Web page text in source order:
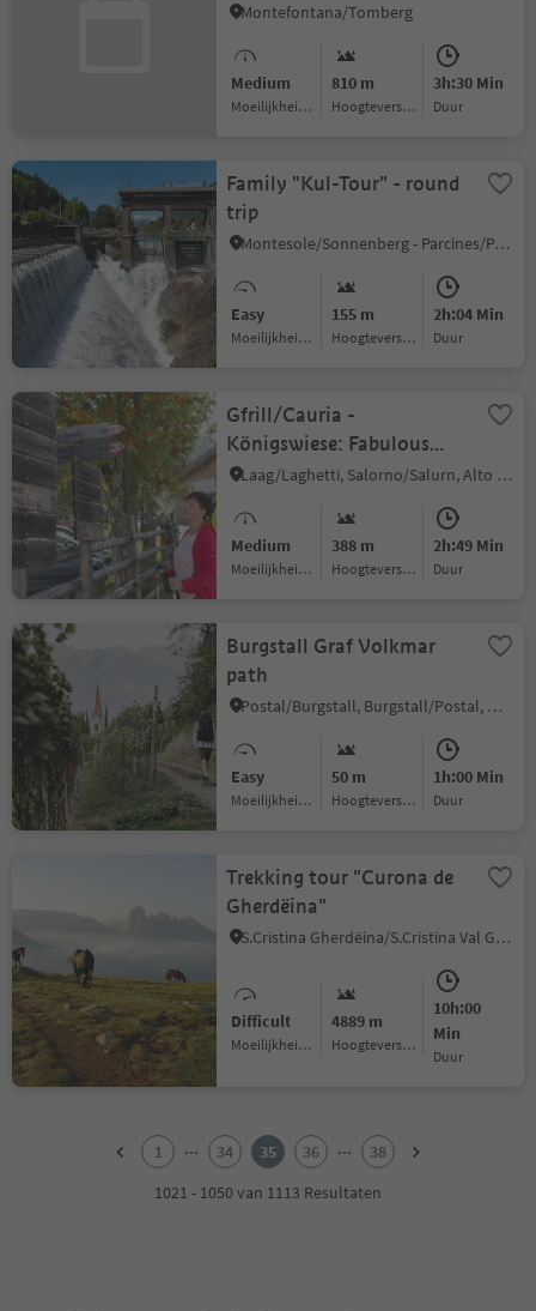
Montefontana/Tomberg
Medium
Moeilijkheidsgraad
810 m
Hoogteverschil
3h:30 Min
Duur
Family "Kul-Tour" - round
trip
Montesole/Sonnenberg - Parcines/Partschins, Partschins/Parcines, Meran/Merano and environs
Easy
Moeilijkheidsgraad
155 m
Hoogteverschil
2h:04 Min
Duur
Gfrill/Cauria -
Königswiese: Fabulous
beech groves and pictorial
Laag/Laghetti, Salorno/Salurn, Alto Adige Wine Road
Medium
Moeilijkheidsgraad
388 m
Hoogteverschil
2h:49 Min
Duur
Burgstall Graf Volkmar
path
Postal/Burgstall, Burgstall/Postal, Meran/Merano and environs
Easy
Moeilijkheidsgraad
50 m
Hoogteverschil
1h:00 Min
Duur
Trekking tour "Curona de
Gherdëina"
S.Cristina Gherdëina/S.Cristina Val Gardena/S.Cristina Gherdëina/St.Christina in Gröden, Urtijëi/Ortisei, Dolomites Region Val Gardena
Difficult
Moeilijkheidsgraad
4889 m
Hoogteverschil
10h:00
Min
Duur
1 ... 34 35 36 ...
38
1021 - 1050 van 1113 Resultaten